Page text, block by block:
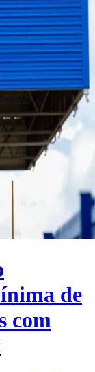
de
com